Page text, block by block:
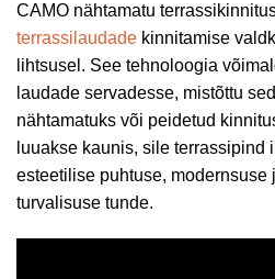
CAMO nähtamatu
terrassilaudade kinnitamise
lihtsusel. See tehnoloogia
laudade servadesse, mistõttu
nähtamatuks või peidetud
luuakse kaunis, sile terrassipind
esteetilise puhtuse,
turvalisuse tunde.